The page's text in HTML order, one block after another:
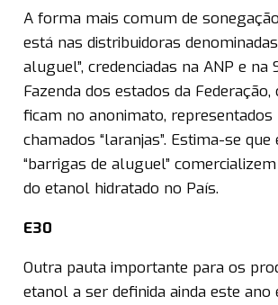
A forma mais comum de
está nas distribuidoras
aluguel”, credenciadas na ANP e na
Fazenda dos estados da Federação,
ficam no anonimato, representados
chamados “laranjas”. Estima-se que
“barrigas de aluguel”
do etanol hidratado no País.
E30
Outra pauta importante para os
etanol a ser definida ainda este ano